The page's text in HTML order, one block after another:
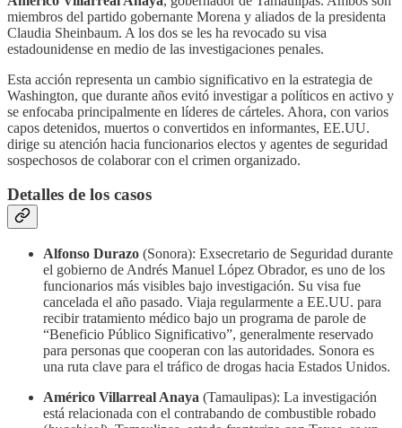
miembros del partido gobernante Morena y aliados de la presidenta
Claudia Sheinbaum. A los dos se les ha revocado su visa
estadounidense en medio de las investigaciones penales.
Esta acción representa un cambio significativo en la estrategia de
Washington, que durante años evitó investigar a políticos en activo y
se enfocaba principalmente en líderes de cárteles. Ahora, con varios
capos detenidos, muertos o convertidos en informantes, EE.UU.
dirige su atención hacia funcionarios electos y agentes de seguridad
sospechosos de colaborar con el crimen organizado.
Detalles de los casos
Alfonso Durazo (Sonora): Exsecretario de Seguridad durante
el gobierno de Andrés Manuel López Obrador, es uno de los
funcionarios más visibles bajo investigación. Su visa fue
cancelada el año pasado. Viaja regularmente a EE.UU. para
recibir tratamiento médico bajo un programa de parole de
“Beneficio Público Significativo”, generalmente reservado
para personas que cooperan con las autoridades. Sonora es
una ruta clave para el tráfico de drogas hacia Estados Unidos.
Américo Villarreal Anaya (Tamaulipas): La investigación
está relacionada con el contrabando de combustible robado